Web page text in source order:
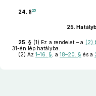
24. §25
25.
25. § (1) Ez a rendelet – a (2)
31-én lép hatályba.
(2) Az 1–16. § , a 18–20. § és a